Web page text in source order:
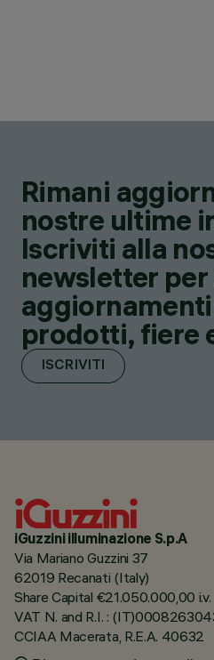
Rimani
nostre ultime
Iscriviti alla
newsletter
prodotti, fiere
ISCRIVITI
iGuzzini illuminazione S.p.A
Via Mariano Guzzini 37
62019 Recanati (Italy)
Share Capital €21.050.000,00 i.v.
VAT N. and R.I. :
CCIAA Macerata, R.E.A. 40632